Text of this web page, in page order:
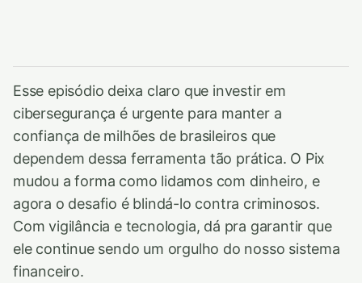
Esse episódio deixa claro que investir em
cibersegurança é urgente para manter a
confiança de milhões de brasileiros que
dependem dessa ferramenta tão prática. O Pix
mudou a forma como lidamos com dinheiro, e
agora o desafio é blindá-lo contra criminosos.
Com vigilância e tecnologia, dá pra garantir que
ele continue sendo um orgulho do nosso sistema
financeiro.